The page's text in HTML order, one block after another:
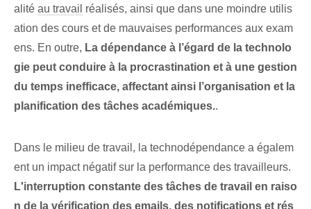
alité⁤ au travail réalisés, ainsi que dans une moindre utilis
ation des cours et de mauvaises ⁣performances‍ aux exam
ens. En outre, La dépendance à l’égard de la technolo
gie peut conduire à la procrastination et à une gestion
du temps inefficace, affectant ainsi l’organisation et la
planification des tâches académiques..
Dans le milieu de travail, la technodépendance a égalem
ent un impact négatif sur la performance des travailleurs.
L'interruption constante des ⁣tâches de travail en raiso
n⁢ de la vérification des emails, des notifications et rés